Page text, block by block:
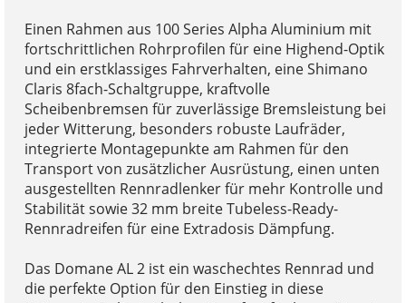
Einen Rahmen aus 100 Series Alpha Aluminium mit
fortschrittlichen Rohrprofilen für eine Highend-Optik
und ein erstklassiges Fahrverhalten, eine Shimano
Claris 8fach-Schaltgruppe, kraftvolle
Scheibenbremsen für zuverlässige Bremsleistung bei
jeder Witterung, besonders robuste Laufräder,
integrierte Montagepunkte am Rahmen für den
Transport von zusätzlicher Ausrüstung, einen unten
ausgestellten Rennradlenker für mehr Kontrolle und
Stabilität sowie 32 mm breite Tubeless-Ready-
Rennradreifen für eine Extradosis Dämpfung.
Das Domane AL 2 ist ein waschechtes Rennrad und
die perfekte Option für den Einstieg in diese